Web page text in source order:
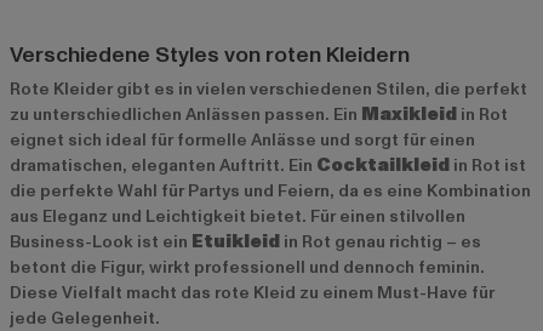
Verschiedene Styles von roten Kleidern
Rote Kleider gibt es in vielen verschiedenen Stilen, die perfekt
zu unterschiedlichen Anlässen passen. Ein Maxikleid in Rot
eignet sich ideal für formelle Anlässe und sorgt für einen
dramatischen, eleganten Auftritt. Ein Cocktailkleid in Rot ist
die perfekte Wahl für Partys und Feiern, da es eine Kombination
aus Eleganz und Leichtigkeit bietet. Für einen stilvollen
Business-Look ist ein Etuikleid in Rot genau richtig – es
betont die Figur, wirkt professionell und dennoch feminin.
Diese Vielfalt macht das rote Kleid zu einem Must-Have für
jede Gelegenheit.